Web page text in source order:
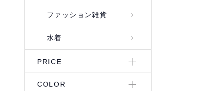
ファッション雑貨
水着
PRICE
COLOR